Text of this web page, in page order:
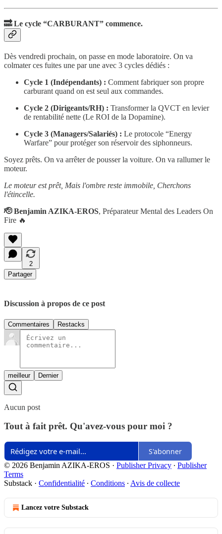
🔜 Le cycle “CARBURANT” commence.
Dès vendredi prochain, on passe en mode laboratoire. On va
colmater ces fuites une par une avec 3 cycles dédiés :
Cycle 1 (Indépendants) : Comment fabriquer son propre
carburant quand on est seul aux commandes.
Cycle 2 (Dirigeants/RH) : Transformer la QVCT en levier
de rentabilité nette (Le ROI de la Dopamine).
Cycle 3 (Managers/Salariés) : Le protocole “Energy
Warfare” pour protéger son réservoir des siphonneurs.
Soyez prêts. On va arrêter de pousser la voiture. On va rallumer le
moteur.
Le moteur est prêt, Mais l'ombre reste immobile, Cherchons
l'étincelle.
🫡 Benjamin AZIKA-EROS, Préparateur Mental des Leaders On
Fire 🔥
2
Partager
Discussion à propos de ce post
Commentaires Restacks
meilleur Dernier
Aucun post
Tout à fait prêt. Qu'avez-vous pour moi ?
S'abonner
© 2026 Benjamin AZIKA-EROS · Publisher Privacy ∙ Publisher
Terms
Substack · Confidentialité ∙ Conditions ∙ Avis de collecte
Lancez votre Substack